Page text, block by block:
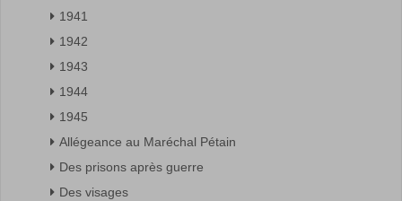
1941
1942
1943
1944
1945
Allégeance au Maréchal Pétain
Des prisons après guerre
Des visages